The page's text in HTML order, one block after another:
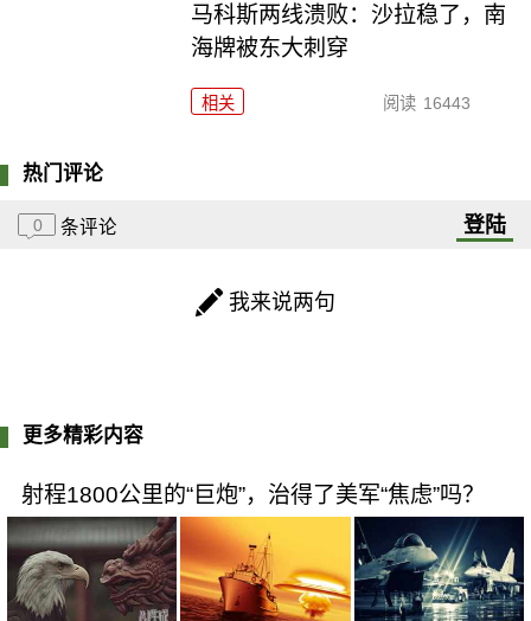
马科斯两线溃败：沙拉稳了，南
海牌被东大刺穿
相关 阅读 16443
热门评论
0 条评论 登陆
我来说两句
更多精彩内容
射程1800公里的“巨炮”，治得了美军“焦虑”吗？